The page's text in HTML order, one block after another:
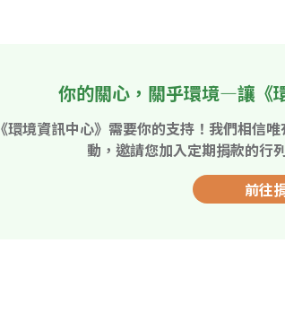
你的關心，關乎環境—讓《
《環境資訊中心》需要你的支持！我們相信
動，邀請您加入定期捐款的行
前往